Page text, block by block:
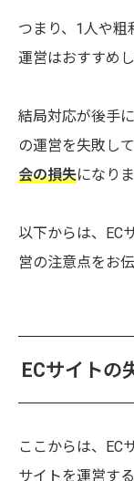
つまり、1人や粗
運営はおすすめ
結局対応が後手
の運営を失敗して
会の損失になりま
以下からは、EC
営の注意点をお伝
ECサイトの
ここからは、EC
サイトを運営す